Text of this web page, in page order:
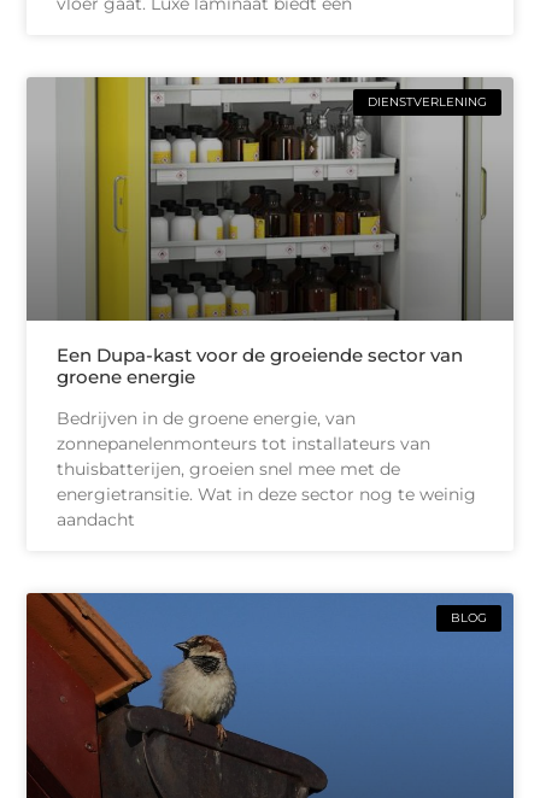
DIENSTVERLENING
Een Dupa-kast voor de groeiende sector van
groene energie
Bedrijven in de groene energie, van
zonnepanelenmonteurs tot installateurs van
thuisbatterijen, groeien snel mee met de
energietransitie. Wat in deze sector nog te weinig
aandacht
BLOG